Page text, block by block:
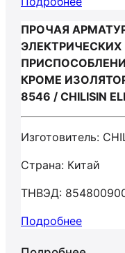
ПРОЧАЯ
КРОМЕ
8546 / CHILISIN
Изготовитель:
Страна: Китай
ТНВЭД:
Подробнее